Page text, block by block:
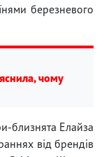
березневого
чому
близнята Елайза
від брендів